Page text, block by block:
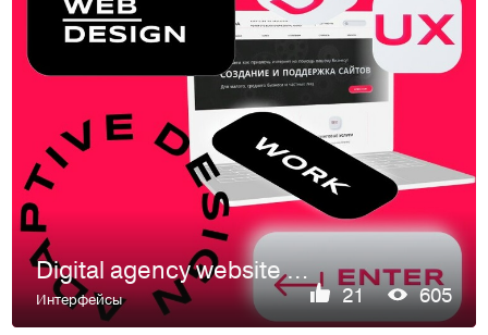
Digital agency website | Дизайн сайта агентства
Интерфейсы 21 605